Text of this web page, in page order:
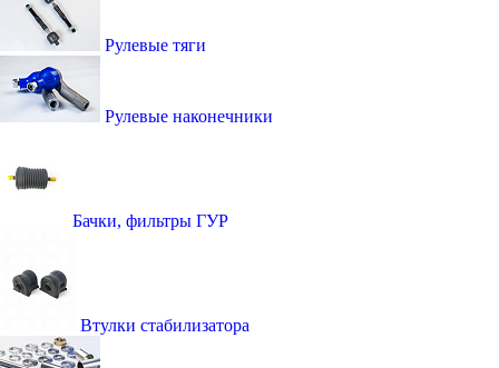
Рулевые тяги
Рулевые наконечники
Бачки, фильтры ГУР
Втулки стабилизатора